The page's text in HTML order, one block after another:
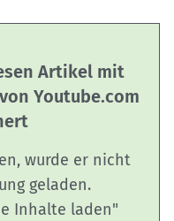
Artikel mit
Youtube.com
wurde er nicht
geladen.
Inhalte laden"